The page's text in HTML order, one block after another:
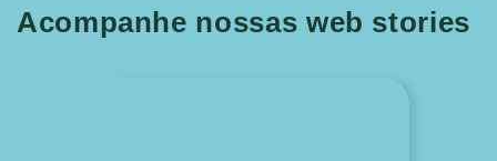
Acompanhe nossas web stories